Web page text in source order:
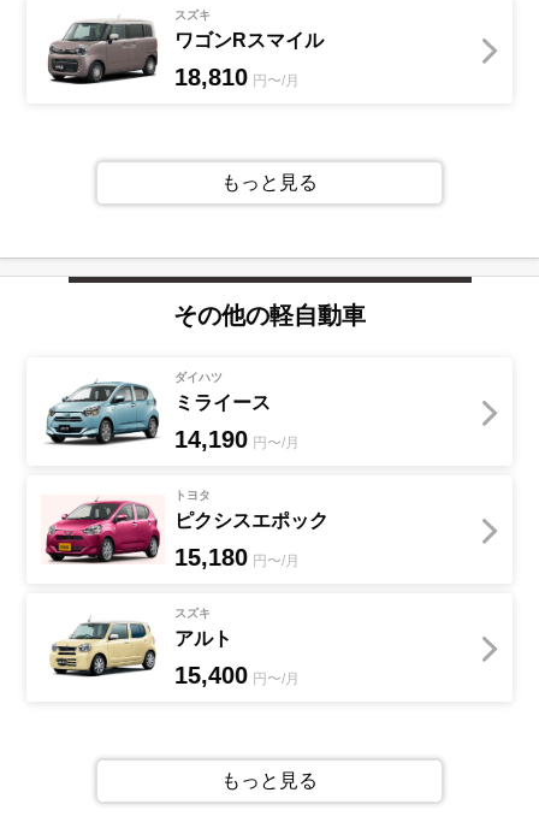
スズキ
ワゴンRスマイル
18,810 円〜/月
もっと見る
その他の軽自動車
ダイハツ
ミライース
14,190 円〜/月
トヨタ
ピクシスエポック
15,180 円〜/月
スズキ
アルト
15,400 円〜/月
もっと見る